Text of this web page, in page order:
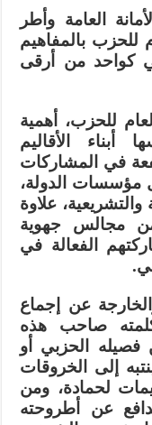
العامة وأطر
للحزب بالمفاهيم
كواحد من أرقى
للحزب، أهمية
أبناء الأقاليم
في المشاركات
مؤسسات الدولة،
علاوة
من مجالس جهوية
الفعالة في
عن إجماع
كلمته صاحب هذه
فصيله الحزبي أو
إلى الخروقات
لحمادة، ومن
عن أطروحته